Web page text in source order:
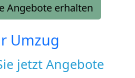
Angebote erhalten
Umzug
jetzt Angebote